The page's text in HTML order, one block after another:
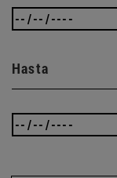
Hasta